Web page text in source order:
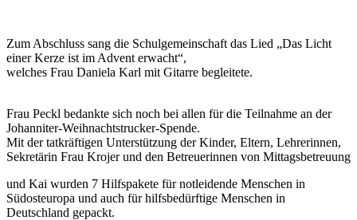
Zum Abschluss sang die Schulgemeinschaft das Lied „Das Licht
einer Kerze ist im Advent erwacht“,
welches Frau Daniela Karl mit Gitarre begleitete.
Frau Peckl bedankte sich noch bei allen für die Teilnahme an der
Johanniter-Weihnachtstrucker-Spende.
Mit der tatkräftigen Unterstützung der Kinder, Eltern, Lehrerinnen,
Sekretärin Frau Krojer und den Betreuerinnen von Mittagsbetreuung
und Kai wurden 7 Hilfspakete für notleidende Menschen in
Südosteuropa und auch für hilfsbedürftige Menschen in
Deutschland gepackt.